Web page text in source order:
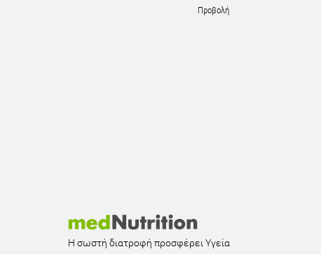
Προβολή
Η σωστή διατροφή προσφέρει Υγεία